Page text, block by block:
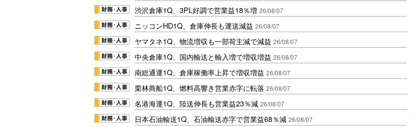
渋沢倉庫1Q、3PL好調で営業益18％増 26/08/07
ニッコンHD1Q、倉庫伸長も運送減益 26/08/07
ヤマタネ1Q、物流増収も一部荷主減で減益 26/08/07
中央倉庫1Q、国内輸送と輸入増で増収増益 26/08/07
南総通運1Q、倉庫稼働率上昇で増収増益 26/08/07
栗林商船1Q、燃料高響き営業赤字に転落 26/08/07
名港海運1Q、陸送伸長も営業益23％減 26/08/07
日本石油輸送1Q、石油輸送赤字で営業益68％減 26/08/07